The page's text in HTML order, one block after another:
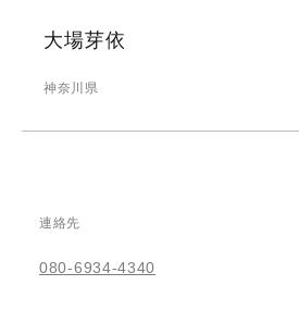
大場芽依
神奈川県
連絡先
080-6934-4340